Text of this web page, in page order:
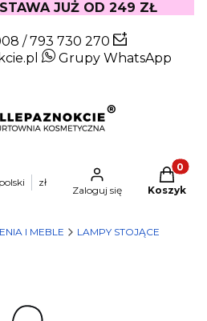
JUŻ OD 249 ZŁ
/793 730 270
Grupy WhatsApp
polski zł
Zaloguj się Koszyk
I MEBLE LAMPY STOJĄCE